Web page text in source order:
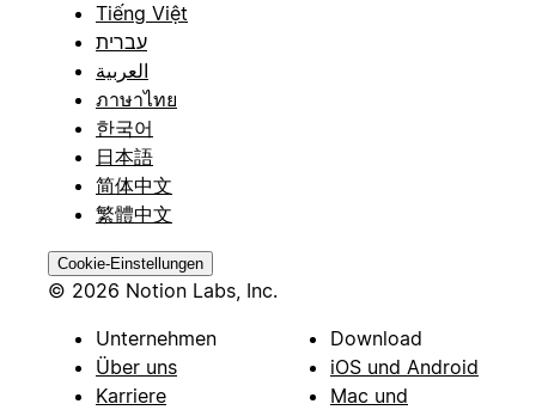
Tiếng Việt
עברית
العربية
ภาษาไทย
한국어
日本語
简体中文
繁體中文
Cookie-Einstellungen
© 2026 Notion Labs, Inc.
Unternehmen
Über uns
Karriere
Download
iOS und Android
Mac und